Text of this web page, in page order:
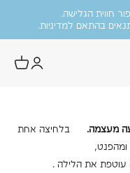
חווית הגלישה.
בהתאם למדיניות.
שלנו!
מעצמה.בלחיצה אחת
ומהפנט,
עוטפת את הלילה .